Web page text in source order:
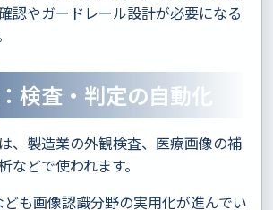
認やガードレール設計が必要になる
検査・判定の自動化
、製造業の外観検査、医療画像の補
などで使われます。
も画像認識分野の実用化が進んでい